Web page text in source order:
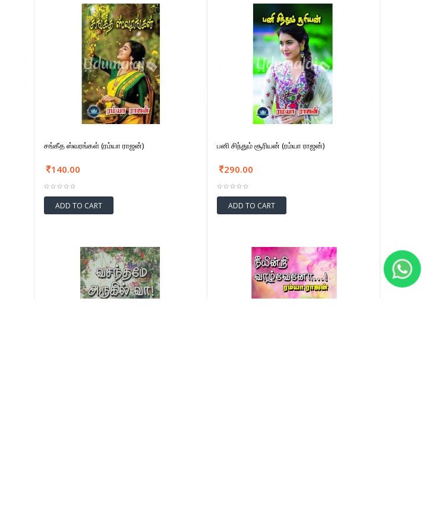
சங்கீத ஸ்வரங்கள் (ரம்யா ராஜன்)
140.00
ADD TO CART
பனி சிந்தும் சூரியன் (ரம்யா ராஜன்)
290.00
ADD TO CART